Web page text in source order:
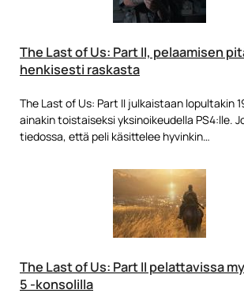
The Last of Us: Part II, pelaamisen
henkisesti raskasta
The Last of Us: Part II julkaistaan lopultakin
ainakin toistaiseksi yksinoikeudella PS4:lle.
tiedossa, että peli käsittelee hyvinkin…
The Last of Us: Part II pelattavissa
5 -konsolilla